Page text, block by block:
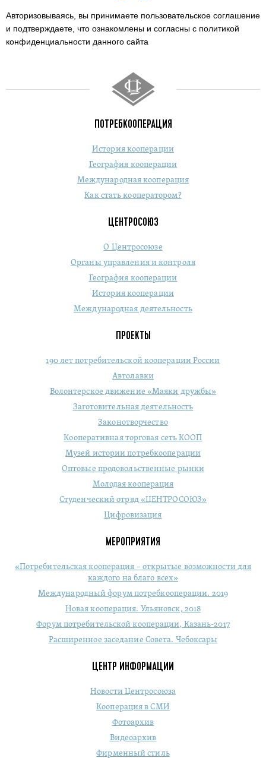
Авторизовываясь, вы принимаете пользовательское соглашение
и подтверждаете, что ознакомлены и согласны с политикой
конфиденциальности данного сайта
ПОТРЕБКООПЕРАЦИЯ
История кооперации
География кооперации
Международная кооперация
Как стать кооператором?
ЦЕНТРОСОЮЗ
О Центросоюзе
Органы управления и контроля
География кооперации
История кооперации
Международная деятельность
ПРОЕКТЫ
190 лет потребительской кооперации России
Автолавки
Волонтерское движение «Маяки дружбы»
Заготовительная деятельность
Законотворчество
Кооперативная торговая сеть КООП
Музей истории потребкооперации
Оптовые продовольственные рынки
Молодая кооперация
Студенческий отряд «ЦЕНТРОСОЮЗ»
Цифровизация
МЕРОПРИЯТИЯ
«Потребительская кооперация – открытые возможности для
каждого на благо всех»
Международный форум потребкооперации. 2019
Новая кооперация. Ульяновск, 2018
Форум потребительской кооперации, Казань-2017
Расширенное заседание Совета. Чебоксары
ЦЕНТР ИНФОРМАЦИИ
Новости Центросоюза
Кооперация в СМИ
Фотоархив
Видеоархив
Фирменный стиль